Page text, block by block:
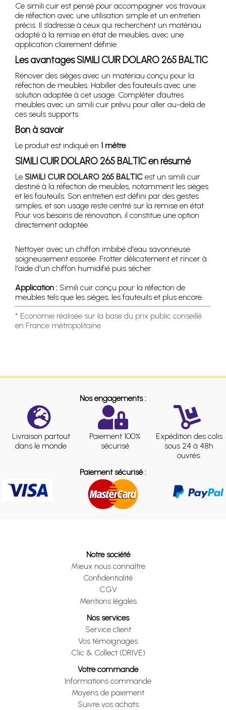
Ce simili cuir est pensé pour accompagner vos travaux
de réfection avec une utilisation simple et un entretien
précis. Il s’adresse à ceux qui recherchent un matériau
adapté à la remise en état de meubles, avec une
application clairement définie.
Les avantages SIMILI CUIR DOLARO 265 BALTIC
Rénover des sièges avec un matériau conçu pour la
réfection de meubles. Habiller des fauteuils avec une
solution adaptée à cet usage. Compléter d’autres
meubles avec un simili cuir prévu pour aller au-delà de
ces seuls supports.
Bon à savoir
Le produit est indiqué en 1 mètre.
SIMILI CUIR DOLARO 265 BALTIC en résumé
Le SIMILI CUIR DOLARO 265 BALTIC est un simili cuir
destiné à la réfection de meubles, notamment les sièges
et les fauteuils. Son entretien est défini par des gestes
simples, et son usage reste centré sur la remise en état.
Pour vos besoins de rénovation, il constitue une option
directement adaptée.
Nettoyer avec un chiffon imbibé d'eau savonneuse
soigneusement essorée. Frotter délicatement et rincer à
l'aide d'un chiffon humidifié puis sécher.
Application : Simili cuir conçu pour la réfection de
meubles tels que les sièges, les fauteuils et plus encore.
* Economie réalisée sur la base du prix public conseillé
en France métropolitaine
Nos engagements :
Livraison partout
dans le monde
Paiement 100%
sécurisé
Expédition des colis
sous 24 à 48h
ouvrés.
Paiement sécurisé :
Notre société
Mieux nous connaître
Confidentialité
CGV
Mentions légales
Nos services
Service client
Vos témoignages
Clic & Collect (DRIVE)
Votre commande
Informations commande
Moyens de paiement
Suivre vos achats